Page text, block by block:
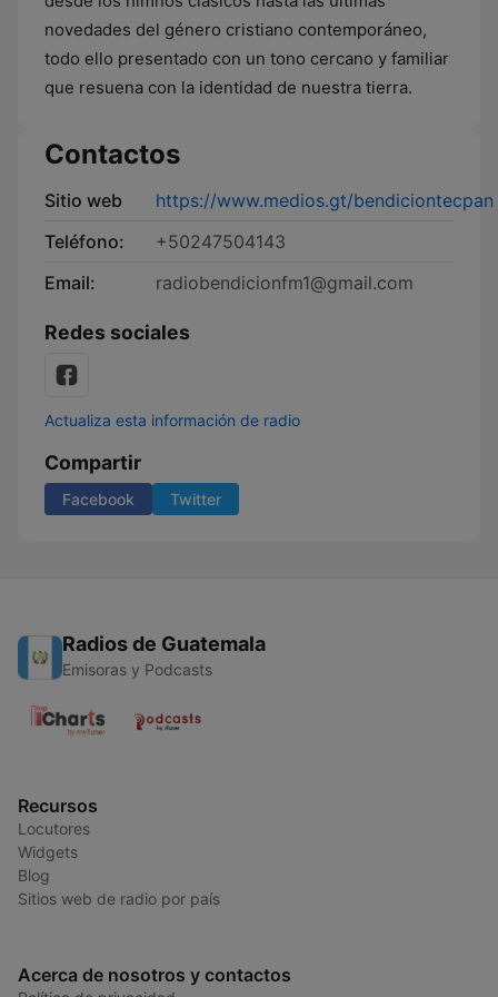
novedades del género cristiano contemporáneo,
todo ello presentado con un tono cercano y familiar
que resuena con la identidad de nuestra tierra.
Contactos
Sitio web
https://www.medios.gt/bendiciontecpan
Teléfono:
+50247504143
Email:
radiobendicionfm1@gmail.com
Redes sociales
Actualiza esta información de radio
Compartir
Facebook Twitter
Radios de Guatemala
Emisoras y Podcasts
Recursos
Locutores
Widgets
Blog
Sitios web de radio por país
Acerca de nosotros y contactos